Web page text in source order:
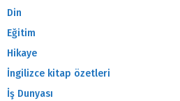
Din
Eğitim
Hikaye
İngilizce kitap özetleri
İş Dunyası